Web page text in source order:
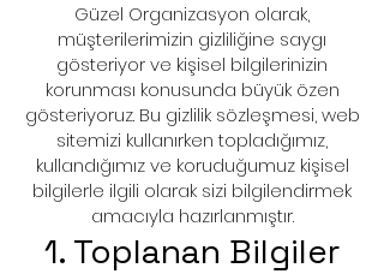
Güzel Organizasyon olarak,
müşterilerimizin gizliliğine saygı
gösteriyor ve kişisel bilgilerinizin
korunması konusunda büyük özen
gösteriyoruz. Bu gizlilik sözleşmesi, web
sitemizi kullanırken topladığımız,
kullandığımız ve koruduğumuz kişisel
bilgilerle ilgili olarak sizi bilgilendirmek
amacıyla hazırlanmıştır.
1. Toplanan Bilgiler